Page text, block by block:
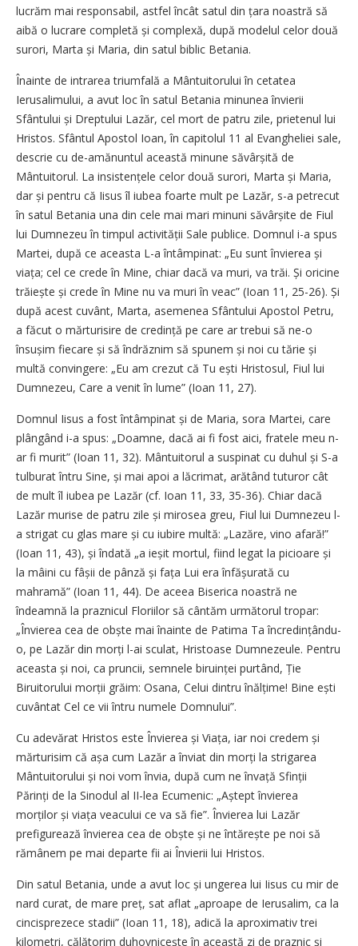
lucrăm mai responsabil, astfel încât satul din țara noastră să
aibă o lucrare completă și complexă, după modelul celor două
surori, Marta și Maria, din satul biblic Betania.
Înainte de intrarea triumfală a Mântuitorului în cetatea
Ierusalimului, a avut loc în satul Betania minunea învierii
Sfântului și Dreptului Lazăr, cel mort de patru zile, prietenul lui
Hristos. Sfântul Apostol Ioan, în capitolul 11 al Evangheliei sale,
descrie cu de-amănuntul această minune săvârșită de
Mântuitorul. La insistențele celor două surori, Marta și Maria,
dar și pentru că Iisus îl iubea foarte mult pe Lazăr, s-a petrecut
în satul Betania una din cele mai mari minuni să­vârșite de Fiul
lui Dumnezeu în timpul activității Sale publice. Domnul i-a spus
Martei, după ce aceasta L-a întâmpinat: „Eu sunt învierea și
viața; cel ce crede în Mine, chiar dacă va muri, va trăi. Și oricine
trăiește și crede în Mine nu va muri în veac” (Ioan 11, 25-26). Și
după acest cuvânt, Marta, asemenea Sfântului Apostol Petru,
a făcut o mărturisire de credință pe care ar trebui să ne-o
însușim fiecare și să îndrăznim să spunem și noi cu tărie și
multă convingere: „Eu am crezut că Tu ești Hristosul, Fiul lui
Dumnezeu, Care a venit în lume” (Ioan 11, 27).
Domnul Iisus a fost întâmpinat și de Maria, sora Martei, care
plângând i-a spus: „Doamne, dacă ai fi fost aici, fratele meu n-
ar fi murit” (Ioan 11, 32). Mântuitorul a suspinat cu duhul și S-a
tulburat întru Sine, și mai apoi a lăcrimat, arătând tuturor cât
de mult îl iubea pe Lazăr (cf. Ioan 11, 33, 35-36). Chiar dacă
Lazăr murise de patru zile și mirosea greu, Fiul lui Dumnezeu l-
a strigat cu glas mare și cu iubire multă: „Lazăre, vino afară!”
(Ioan 11, 43), și îndată „a ieșit mortul, fiind legat la picioare și
la mâini cu fâșii de pânză și fața Lui era înfășurată cu
mahramă” (Ioan 11, 44). De aceea Biserica noastră ne
îndeamnă la praznicul Floriilor să cântăm următorul tropar:
„Învierea cea de obște mai înainte de Patima Ta încredințându-
o, pe Lazăr din morți l-ai sculat, Hristoase Dumnezeule. Pentru
aceasta și noi, ca pruncii, semnele biruinței purtând, Ție
Biruitorului morții gră­im: Osana, Celui dintru înălțime! Bine ești
cuvântat Cel ce vii întru numele Domnului”.
Cu adevărat Hristos este Învierea și Viața, iar noi credem și
mărturisim că așa cum Lazăr a înviat din morți la strigarea
Mântuitorului și noi vom învia, după cum ne învață Sfinții
Părinți de la Sinodul al II-lea Ecumenic: „Aștept învierea
morților și viața veacului ce va să fie”. Învierea lui Lazăr
prefigurează învierea cea de obște și ne întărește pe noi să
rămânem pe mai departe fii ai Învierii lui Hristos.
Din satul Betania, unde a avut loc și ungerea lui Iisus cu mir de
nard curat, de mare preț, sat aflat „aproape de Ierusalim, ca la
cincisprezece stadii” (Ioan 11, 18), adică la aproximativ trei
kilometri, călătorim duhovnicește în această zi de praznic și